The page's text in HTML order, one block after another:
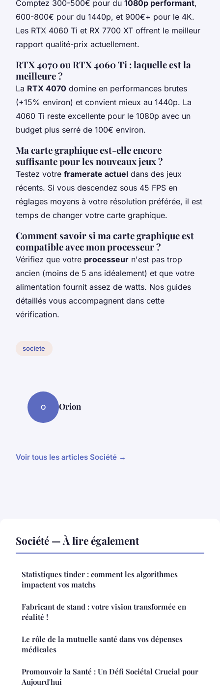
Comptez 300-500€ pour du 1080p performant,
600-800€ pour du 1440p, et 900€+ pour le 4K.
Les RTX 4060 Ti et RX 7700 XT offrent le meilleur
rapport qualité-prix actuellement.
RTX 4070 ou RTX 4060 Ti : laquelle est la
meilleure ?
La RTX 4070 domine en performances brutes
(+15% environ) et convient mieux au 1440p. La
4060 Ti reste excellente pour le 1080p avec un
budget plus serré de 100€ environ.
Ma carte graphique est-elle encore
suffisante pour les nouveaux jeux ?
Testez votre framerate actuel dans des jeux
récents. Si vous descendez sous 45 FPS en
réglages moyens à votre résolution préférée, il est
temps de changer votre carte graphique.
Comment savoir si ma carte graphique est
compatible avec mon processeur ?
Vérifiez que votre processeur n'est pas trop
ancien (moins de 5 ans idéalement) et que votre
alimentation fournit assez de watts. Nos guides
détaillés vous accompagnent dans cette
vérification.
societe
O Orion
Voir tous les articles Société →
Société — À lire également
Statistiques tinder : comment les algorithmes
impactent vos matchs
Fabricant de stand : votre vision transformée en
réalité !
Le rôle de la mutuelle santé dans vos dépenses
médicales
Promouvoir la Santé : Un Défi Sociétal Crucial pour
Aujourd'hui